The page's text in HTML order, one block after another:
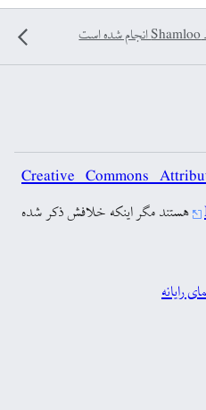
Shamlooانجام شده است
Creative Commons
هستند مگر اینکه خلافش ذکر شده
رایانه